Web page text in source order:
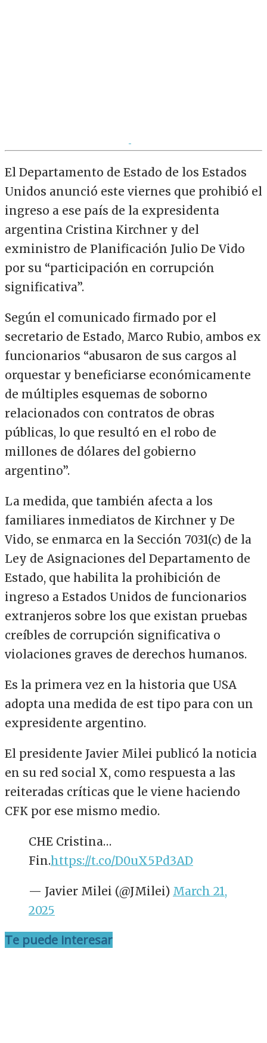
El Departamento de Estado de los Estados
Unidos anunció este viernes que prohibió el
ingreso a ese país de la expresidenta
argentina Cristina Kirchner y del
exministro de Planificación Julio De Vido
por su “participación en corrupción
significativa”.
Según el comunicado firmado por el
secretario de Estado, Marco Rubio, ambos ex
funcionarios “abusaron de sus cargos al
orquestar y beneficiarse económicamente
de múltiples esquemas de soborno
relacionados con contratos de obras
públicas, lo que resultó en el robo de
millones de dólares del gobierno
argentino”.
La medida, que también afecta a los
familiares inmediatos de Kirchner y De
Vido, se enmarca en la Sección 7031(c) de la
Ley de Asignaciones del Departamento de
Estado, que habilita la prohibición de
ingreso a Estados Unidos de funcionarios
extranjeros sobre los que existan pruebas
creíbles de corrupción significativa o
violaciones graves de derechos humanos.
Es la primera vez en la historia que USA
adopta una medida de est tipo para con un
expresidente argentino.
El presidente Javier Milei publicó la noticia
en su red social X, como respuesta a las
reiteradas críticas que le viene haciendo
CFK por ese mismo medio.
CHE Cristina…
Fin.https://t.co/D0uX5Pd3AD
— Javier Milei (@JMilei) March 21,
2025
Te puede interesar